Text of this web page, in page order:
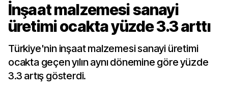
İnşaat malzemesi sanayi
üretimi ocakta yüzde 3.3 arttı
Türkiye'nin inşaat malzemesi sanayi üretimi
ocakta geçen yılın aynı dönemine göre yüzde
3.3 artış gösterdi.